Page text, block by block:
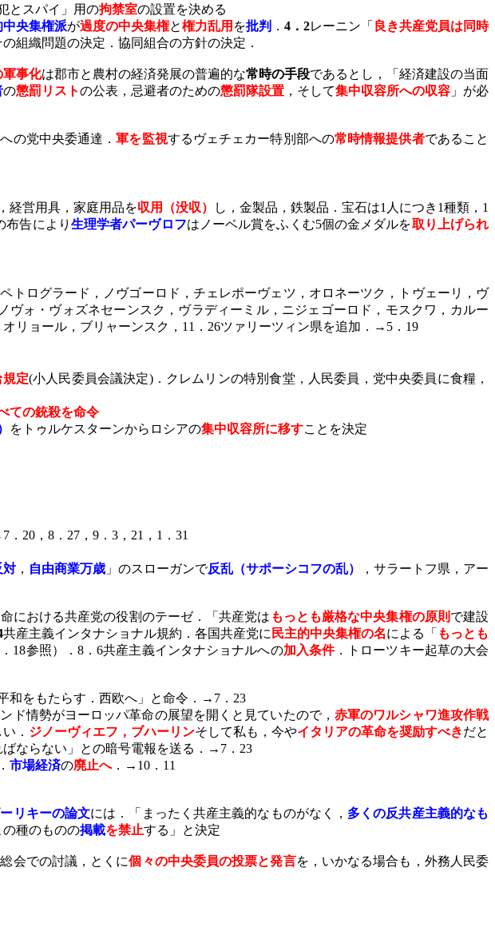
とスパイ」用の拘禁室の設置を決める
中央集権派が過度の中央集権と権力乱用 を批判 ． 4 ． 2レーニン「 良き共産党員は同時
組織問題の決定．協同組合の方針の決定．
軍事化は郡市と農村の経済発展の普遍的な常時の手段であるとし，「経済建設の当面
の懲罰リストの公表，忌避者のための懲罰隊設置 ，そして集中収容所への収容 」が必
の党中央委通達．軍を監視するヴェチェカー特別部への常時情報提供者であること
経営用具，家庭用品を収用（没収） し，金製品，鉄製品．宝石は1 人につき 1種類， 1
布告により 生理学者パーヴロフはノーベル賞をふくむ5個の金メダルを取り上げられ
ペトログラード，ノヴゴーロド，チェレポーヴェツ，オロネーツク，トヴェーリ，ヴ
ォ・ヴォズネセーンスク，ヴラディーミル，ニジェゴーロド，モスクワ，カルー
リョール，ブリャーンスク， 11 ． 26ツァリーツィン県を追加．→ 5 ． 19
定(小人民委員会議決定)．クレムリンの特別食堂，人民委員，党中央委員に食糧，
ての銃殺を命令
をトゥルケスターンからロシアの集中収容所に移すことを決定
7 ． 20 ， 8 ． 27 ， 9 ． 3 ， 21 ， 1 ． 31
対 ， 自由商業万歳 」のスローガンで反乱（サポーシコフの乱）
，サラートフ県，アー
における共産党の役割のテーゼ．「共産党は もっとも厳格な中央集権の原則 で建設
共産主義インタナショナル規約．各国共産党に 民主的中央集権の名による「 もっとも
． 18参照）． 8．6共産主義インタナショナルへの加入条件．トローツキー起草の大会
和をもたらす．西欧へ」と命令．→ 7 ． 23
情勢がヨーロッパ革命の展望を開くと見ていたので， 赤軍のワルシャワ進攻作戦
． ジノーヴィエフ，ブハーリンそして私も，今やイタリアの革命を奨励すべきだと
ばならない」との暗号電報を送る．→ 7 ． 23
市場経済の廃止へ．→ 10 ． 11
リキーの論文には．「まったく共産主義的なものがなく， 多くの反共産主義的なも
の種のものの掲載を禁止する」と決定
会での討議，とくに個々の中央委員の投票と発言を，いかなる場合も，外務人民委